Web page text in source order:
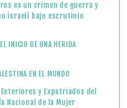
es un crimen de guerra y
israelí bajo escrutinio
INICIO DE UNA HERIDA
EN EL MUNDO
y Expatriados del
Nacional de la Mujer